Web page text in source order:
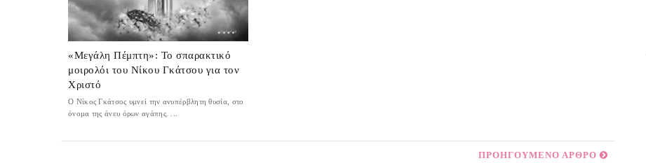
«Μεγάλη Πέμπτη»: Το σπαρακτικό
μοιρολόι του Νίκου Γκάτσου για τον
Χριστό
Ο Νίκος Γκάτσος υμνεί την ανυπέρβλητη θυσία, στο
όνομα της άνευ όρων αγάπης. ...
ΠΡΟΗΓΟΥΜΕΝΟ ΑΡΘΡΟ